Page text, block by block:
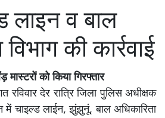
लाइन व बाल
की कार्रवाई
को किया गिरफ्तार
रविवार देर रात्रि जिला पुलिस अधीक्षक
में चाइल्ड लाईन, झुंझुनूं, बाल अधिकारिता